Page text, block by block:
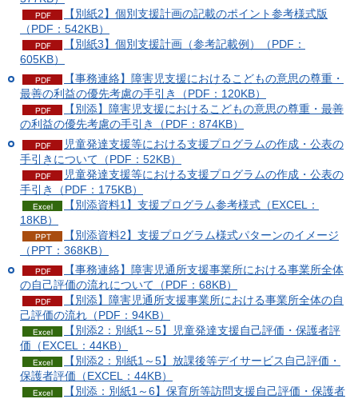
【別紙2】個別支援計画の記載のポイント参考様式版
（PDF：542KB）
【別紙3】個別支援計画（参考記載例）（PDF：
605KB）
【事務連絡】障害児支援におけるこどもの意思の尊重・
最善の利益の優先考慮の手引き（PDF：120KB）
【別添】障害児支援におけるこどもの意思の尊重・最善
の利益の優先考慮の手引き（PDF：874KB）
児童発達支援等における支援プログラムの作成・公表の
手引きについて（PDF：52KB）
児童発達支援等における支援プログラムの作成・公表の
手引き（PDF：175KB）
【別添資料1】支援プログラム参考様式（EXCEL：
18KB）
【別添資料2】支援プログラム様式パターンのイメージ
（PPT：368KB）
【事務連絡】障害児通所支援事業所における事業所全体
の自己評価の流れについて（PDF：68KB）
【別添】障害児通所支援事業所における事業所全体の自
己評価の流れ（PDF：94KB）
【別添2：別紙1～5】児童発達支援自己評価・保護者評
価（EXCEL：44KB）
【別添2：別紙1～5】放課後等デイサービス自己評価・
保護者評価（EXCEL：44KB）
【別添：別紙1～6】保育所等訪問支援自己評価・保護者